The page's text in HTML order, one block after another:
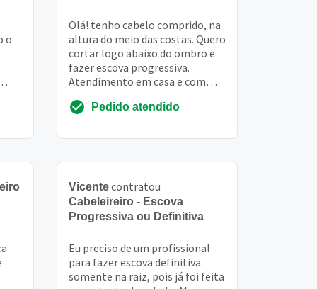
o
Olá! tenho cabelo comprido, na
altura do meio das costas. Quero
cortar logo abaixo do ombro e
fazer escova progressiva.
Atendimento em casa e com
Pedido atendido
Vicentecontratou
Cabeleireiro - Escova
Progressiva ou Definitiva
Eu preciso de um profissional
para fazer escova definitiva
somente na raiz, pois já foi feita